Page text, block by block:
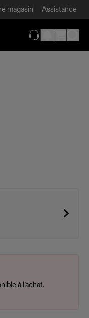
magasin Assistance
à l’achat.